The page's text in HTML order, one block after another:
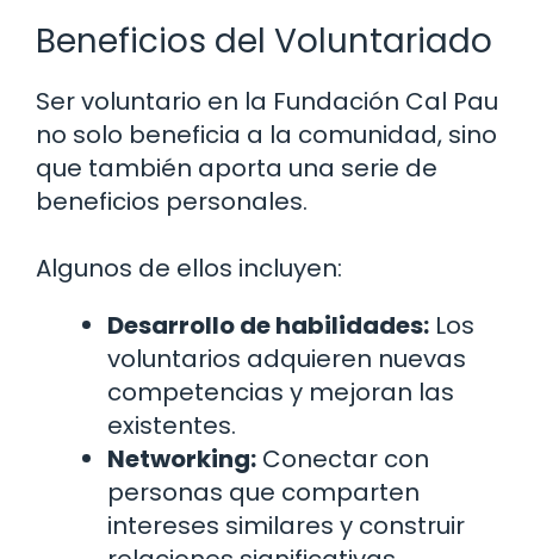
Beneficios del Voluntariado
Ser voluntario en la Fundación Cal Pau
no solo beneficia a la comunidad, sino
que también aporta una serie de
beneficios personales.
Algunos de ellos incluyen:
Desarrollo de habilidades: Los
voluntarios adquieren nuevas
competencias y mejoran las
existentes.
Networking: Conectar con
personas que comparten
intereses similares y construir